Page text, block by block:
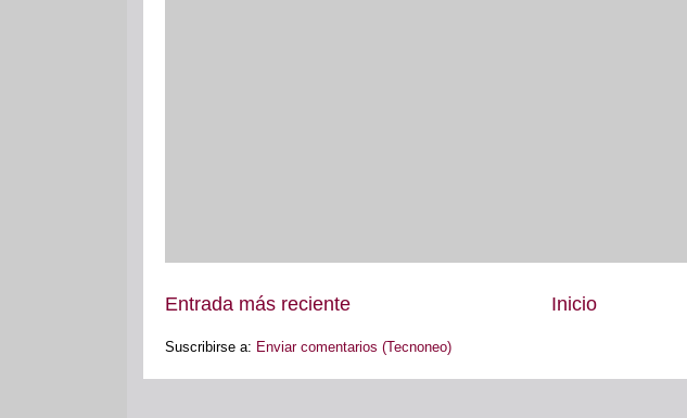
Entrada más reciente Inicio
Suscribirse a: Enviar comentarios (Tecnoneo)